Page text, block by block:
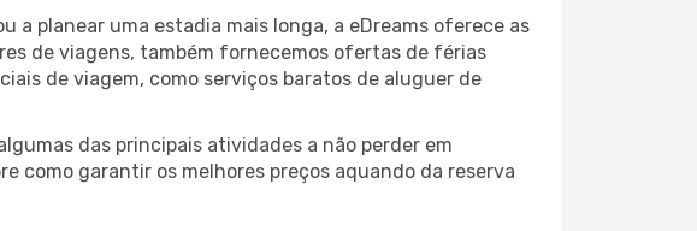
a planear uma estadia mais longa, a eDreams oferece as
de viagens, também fornecemos ofertas de férias
de viagem, como serviços baratos de aluguer de
das principais atividades a não perder em
como garantir os melhores preços aquando da reserva